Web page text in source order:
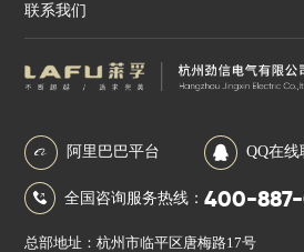
联系我们
阿里巴巴平台 QQ在线
全国咨询服务热线：400-
总部地址：杭州市临平区唐梅路17号